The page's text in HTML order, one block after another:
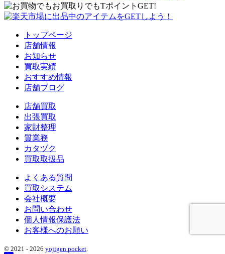
トップページ
店舗情報
お知らせ
買取実績
おすすめ情報
店舗ブログ
店舗買取
出張買取
家財整理
質業務
カタヅク
買取取扱品
よくある質問
買取システム
会社概要
お問い合わせ
個人情報保護法
お客様へのお願い
© 2021 - 2026 yojigen pocket